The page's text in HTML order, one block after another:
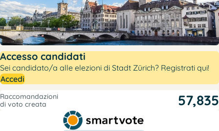
Accesso candidati
Sei candidato/a alle elezioni di Stadt Zürich? Registrati qui!
Accedi
Raccomandazioni
di voto creata
57,835